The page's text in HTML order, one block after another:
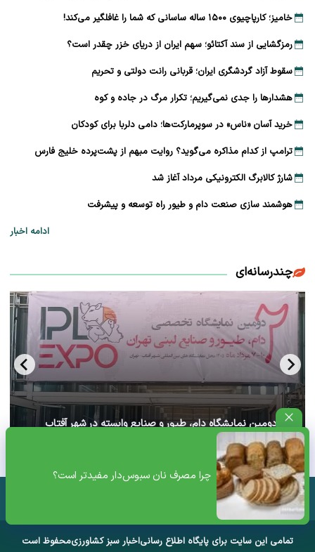
چرا مصرف نان سبوس‌دار مفیدتر است؟
خامیز؛ کارپاچیوی ۱۵۰۰ ساله ساسانی که شما را غافلگیر می‌کند!
رمزگشایی از سند آکتائو؛ سهم ایران از دریای خزر چقدر است؟
سقوط آزاد گردشگری ایران؛ قربانی رانت دولتی و تحریم
هشدارها را جدی نمی‌گیریم؛ تکرار مرگ در جاده و کوه
خرید آسان «ناس» در سوپرمارکت‌ها؛ دامی دلربا برای کودکان
ترامپ از کدام مذاکره می‌گوید؟ روایت مبهم از پشت‌پرده خلیج فارس
شارژ کالابرگ الکترونیکی مرداد آغاز شد
هوشمند سازی صنعت دام و طیور راه توسعه و پیشرفت
ادامه اخبار
چندرسانه‌ای
آغاز دومین نمایشگاه دام، طیور و صنایع وابسته در شهر آفتاب
تهران+ ویدئو
تمامی این سایت برای پایگاه اطلاع رسانیاخبار سبز کشاورزیمحفوظ است